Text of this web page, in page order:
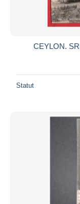
CEYLON.
Statut